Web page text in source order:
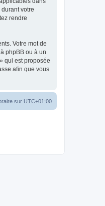
votre
rendre
Votre mot de
phpBB ou à un
qui est proposée
afin que vous
sur UTC+01:00